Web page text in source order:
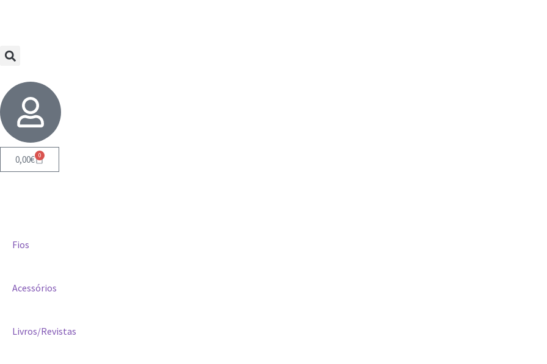
0,00€ 0
Fios
Acessórios
Livros/Revistas